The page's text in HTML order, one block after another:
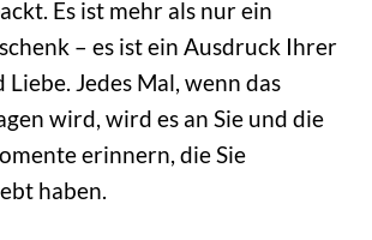
Es ist mehr als nur ein
– es ist ein Ausdruck Ihrer
Jedes Mal, wenn das
wird, wird es an Sie und die
erinnern, die Sie
haben.